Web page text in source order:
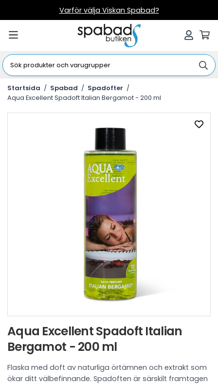
Varför välja Viskan Spabad?
Startsida / Spabad / Spadofter /
Aqua Excellent Spadoft Italian Bergamot - 200 ml
Aqua Excellent Spadoft Italian
Bergamot - 200 ml
Flaska med doft av naturliga örtämnen och extrakt som
ökar ditt välbefinnande. Spadoften är särskilt framtagen